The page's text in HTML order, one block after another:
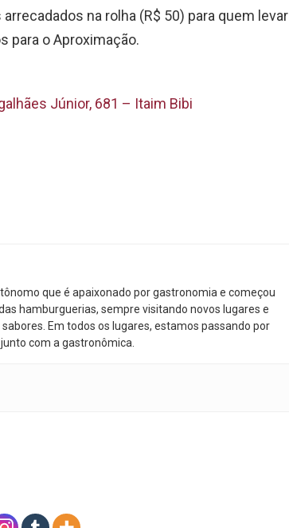
na rolha (R$ 50) para quem levar
para o Aproximação.
Júnior, 681 – Itaim Bibi
que é apaixonado por gastronomia e começou
hamburguerias, sempre visitando novos lugares e
Em todos os lugares, estamos passando por
com a gastronômica.